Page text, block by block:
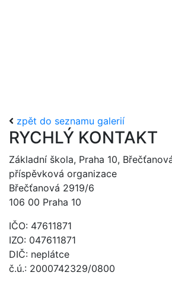
zpět do seznamu galerií
RYCHLÝ KONTAKT
Základní škola, Praha 10,
příspěvková organizace
Břečťanová 2919/6
106 00 Praha 10
IČO: 47611871
IZO: 047611871
DIČ: neplátce
č.ú.: 2000742329/0800